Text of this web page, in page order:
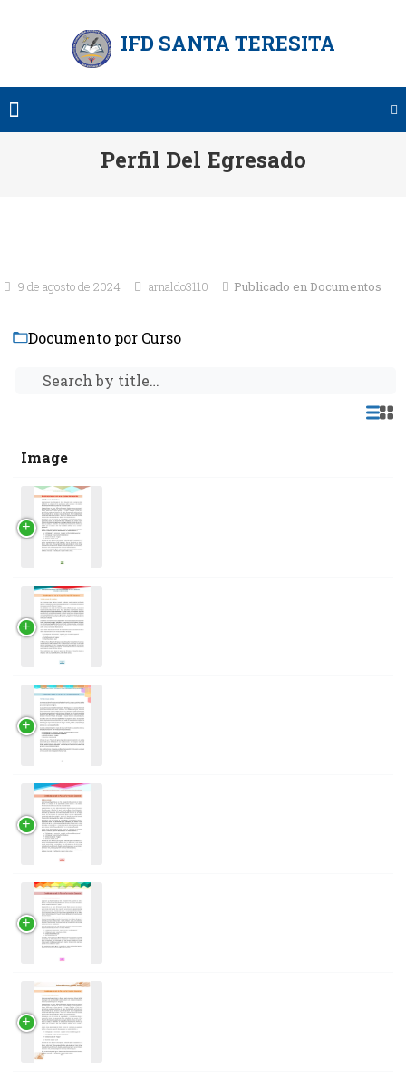
IFD SANTA TERESITA
Perfil Del Egresado
9 de agosto de 2024 arnaldo3110 Publicado en Documentos
Documento por Curso
Image